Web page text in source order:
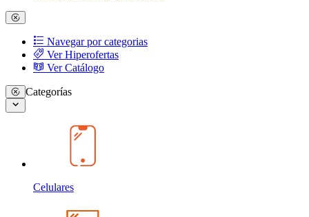
Navegar por categorias
Ver Hiperofertas
Ver Catálogo
Categorías
Celulares